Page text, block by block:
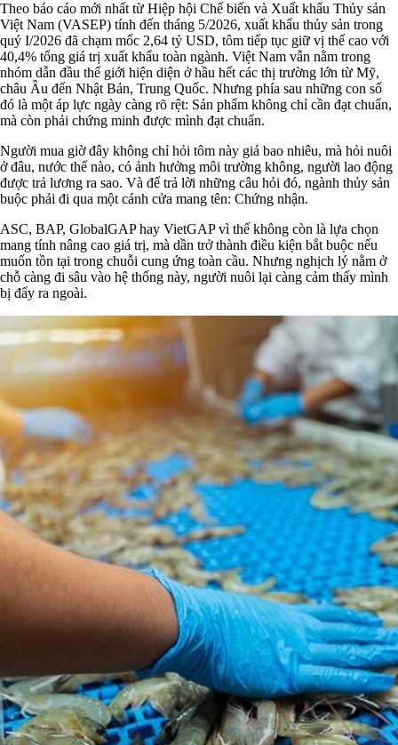
Theo báo cáo mới nhất từ Hiệp hội Chế biến và Xuất khẩu Thủy sản
Việt Nam (VASEP) tính đến tháng 5/2026, xuất khẩu thủy sản trong
quý I/2026 đã chạm mốc 2,64 tỷ USD, tôm tiếp tục giữ vị thế cao với
40,4% tổng giá trị xuất khẩu toàn ngành. Việt Nam vẫn nằm trong
nhóm dẫn đầu thế giới hiện diện ở hầu hết các thị trường lớn từ Mỹ,
châu Âu đến Nhật Bản, Trung Quốc. Nhưng phía sau những con số
đó là một áp lực ngày càng rõ rệt: Sản phẩm không chỉ cần đạt chuẩn,
mà còn phải chứng minh được mình đạt chuẩn.
Người mua giờ đây không chỉ hỏi tôm này giá bao nhiêu, mà hỏi nuôi
ở đâu, nước thế nào, có ảnh hưởng môi trường không, người lao động
được trả lương ra sao. Và để trả lời những câu hỏi đó, ngành thủy sản
buộc phải đi qua một cánh cửa mang tên: Chứng nhận.
ASC, BAP, GlobalGAP hay VietGAP vì thế không còn là lựa chọn
mang tính nâng cao giá trị, mà dần trở thành điều kiện bắt buộc nếu
muốn tồn tại trong chuỗi cung ứng toàn cầu. Nhưng nghịch lý nằm ở
chỗ càng đi sâu vào hệ thống này, người nuôi lại càng cảm thấy mình
bị đẩy ra ngoài.